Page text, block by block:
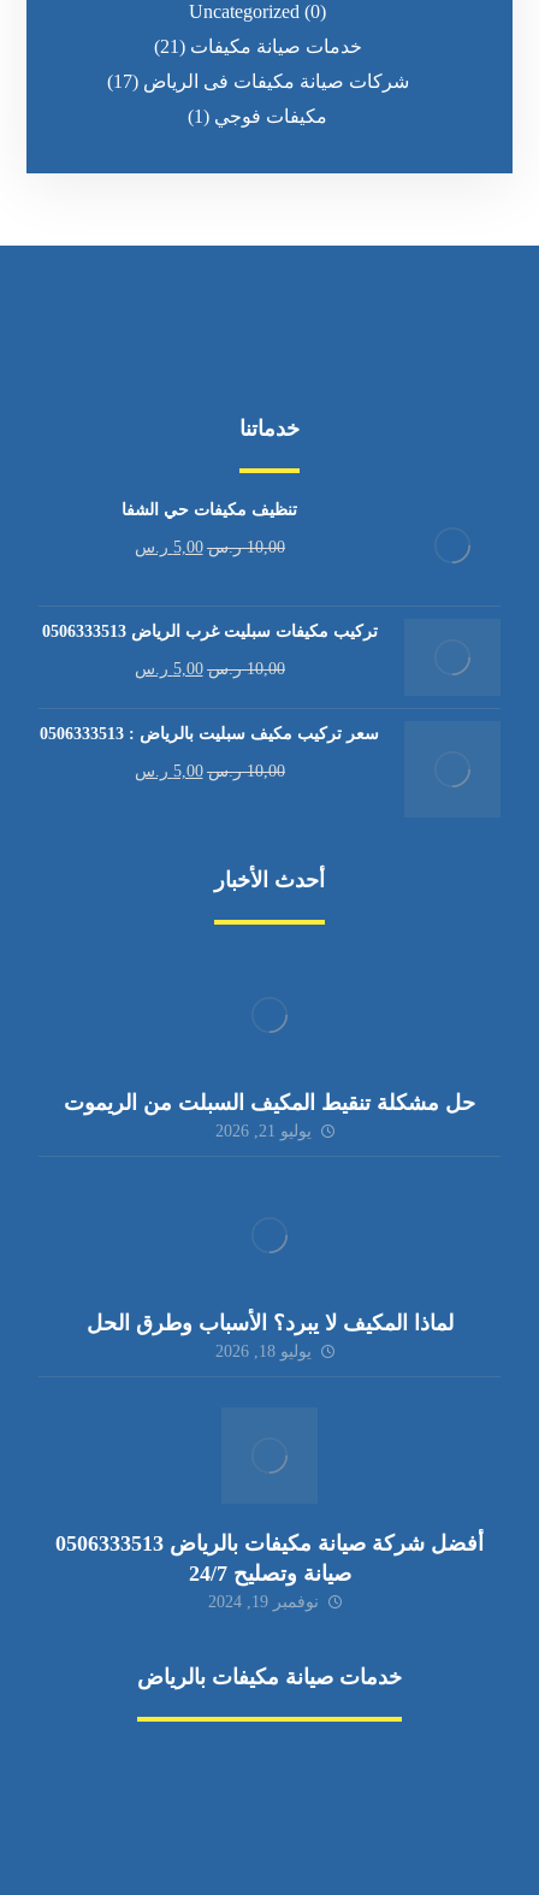
Uncategorized (0)
خدمات صيانة مكيفات (21)
شركات صيانة مكيفات فى الرياض (17)
مكيفات فوجي (1)
خدماتنا
تنظيف مكيفات حي الشفا
10,00 ر.س 5,00 ر.س
تركيب مكيفات سبليت غرب الرياض 0506333513
10,00 ر.س 5,00 ر.س
سعر تركيب مكيف سبليت بالرياض : 0506333513
10,00 ر.س 5,00 ر.س
أحدث الأخبار
حل مشكلة تنقيط المكيف السبلت من الريموت
يوليو 21, 2026
لماذا المكيف لا يبرد؟ الأسباب وطرق الحل
يوليو 18, 2026
أفضل شركة صيانة مكيفات بالرياض 0506333513
صيانة وتصليح 24/7
نوفمبر 19, 2024
خدمات صيانة مكيفات بالرياض